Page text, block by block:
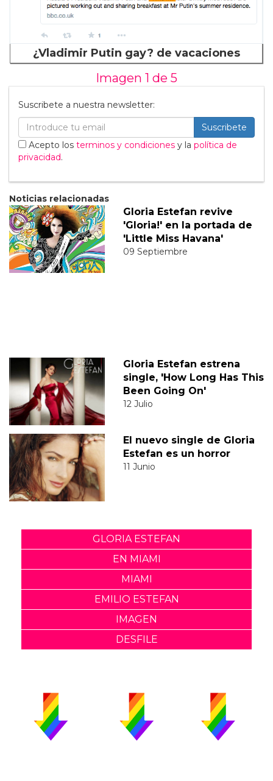
¿Vladimir Putin gay? de vacaciones
Imagen 1 de 5
Suscribete a nuestra newsletter:
Suscribete
Acepto los terminos y condiciones y la política de
privacidad.
Noticias relacionadas
Gloria Estefan revive
'Gloria!' en la portada de
'Little Miss Havana'
09 Septiembre
Gloria Estefan estrena
single, 'How Long Has This
Been Going On'
12 Julio
El nuevo single de Gloria
Estefan es un horror
11 Junio
GLORIA ESTEFAN
EN MIAMI
MIAMI
EMILIO ESTEFAN
IMAGEN
DESFILE